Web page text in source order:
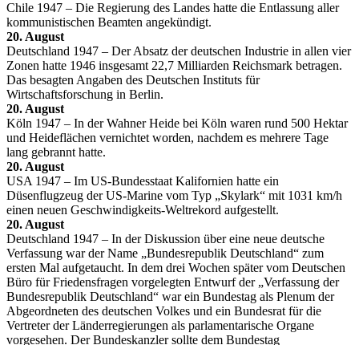
Chile 1947 – Die Regierung des Landes hatte die Entlassung aller
kommunistischen Beamten angekündigt.
20. August
Deutschland 1947 – Der Absatz der deutschen Industrie in allen vier
Zonen hatte 1946 insgesamt 22,7 Milliarden Reichsmark betragen.
Das besagten Angaben des Deutschen Instituts für
Wirtschaftsforschung in Berlin.
20. August
Köln 1947 – In der Wahner Heide bei Köln waren rund 500 Hektar
und Heideflächen vernichtet worden, nachdem es mehrere Tage
lang gebrannt hatte.
20. August
USA 1947 – Im US-Bundesstaat Kalifornien hatte ein
Düsenflugzeug der US-Marine vom Typ „Skylark“ mit 1031 km/h
einen neuen Geschwindigkeits-Weltrekord aufgestellt.
20. August
Deutschland 1947 – In der Diskussion über eine neue deutsche
Verfassung war der Name „Bundesrepublik Deutschland“ zum
ersten Mal aufgetaucht. In dem drei Wochen später vom Deutschen
Büro für Friedensfragen vorgelegten Entwurf der „Verfassung der
Bundesrepublik Deutschland“ war ein Bundestag als Plenum der
Abgeordneten des deutschen Volkes und ein Bundesrat für die
Vertreter der Länderregierungen als parlamentarische Organe
vorgesehen. Der Bundeskanzler sollte dem Bundestag